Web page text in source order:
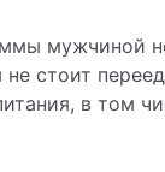
мужчиной
стоит
в том